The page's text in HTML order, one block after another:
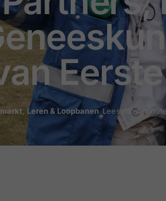
Leren & Loopbanen Leestijd: 4